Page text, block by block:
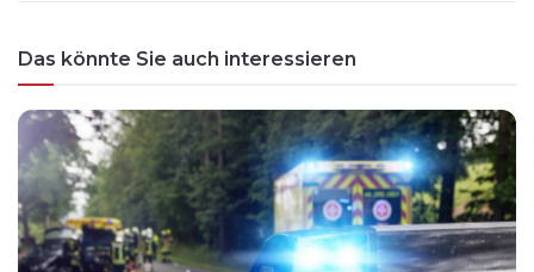
Das könnte Sie auch interessieren